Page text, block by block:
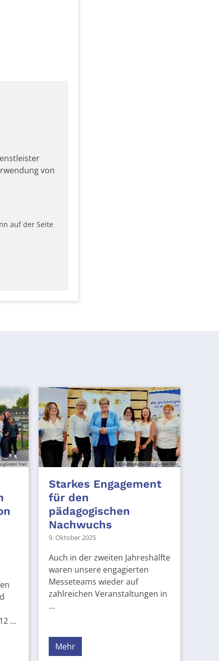
von
auf der Seite
gGmbH Trier
...
© Katholische KiTa gGmbH Trier
Starkes Engagement
für den
pädagogischen
Nachwuchs
9. Oktober 2025
Auch in der zweiten Jahreshälfte
waren unsere engagierten
Messeteams wieder auf
zahlreichen Veranstaltungen in
...
Mehr